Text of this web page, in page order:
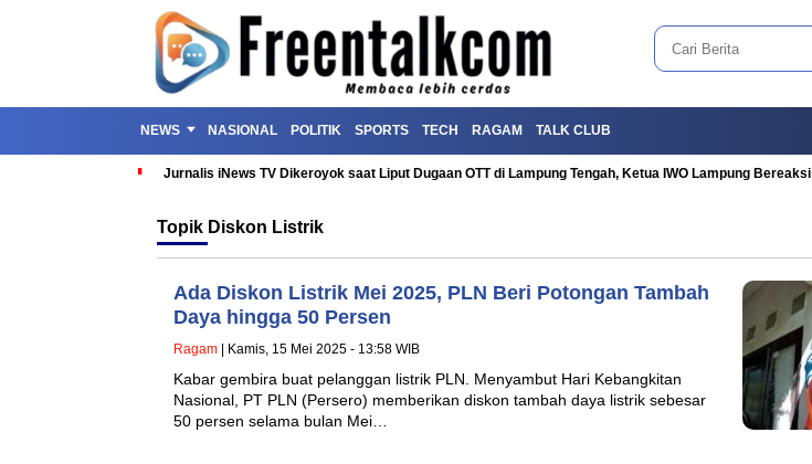
NEWS NASIONAL POLITIK SPORTS TECH RAGAM TALK CLUB
Jurnalis iNews TV Dikeroyok saat Liput Dugaan OTT di Lampung Tengah, Ketua IWO Lampung Bereaksi
Topik Diskon Listrik
Ada Diskon Listrik Mei 2025, PLN Beri Potongan Tambah
Daya hingga 50 Persen
Ragam | Kamis, 15 Mei 2025 - 13:58 WIB
Kabar gembira buat pelanggan listrik PLN. Menyambut Hari Kebangkitan
Nasional, PT PLN (Persero) memberikan diskon tambah daya listrik sebesar
50 persen selama bulan Mei…